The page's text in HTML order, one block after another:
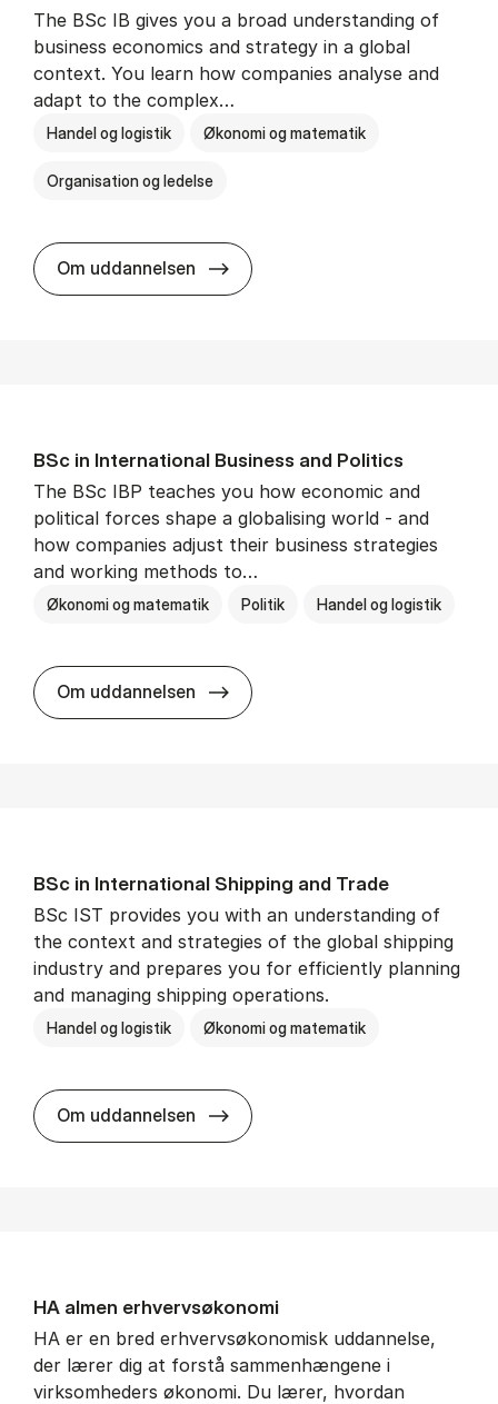
The BSc IB gives you a broad understanding of
business economics and strategy in a global
context. You learn how companies analyse and
adapt to the complex…
Handel og logistik Økonomi og matematik
Organisation og ledelse
Om uddannelsen BSc in In­ter­na­tion­al Busi­ness
BSc in In­ter­na­tion­al Busi­ness and Polit­ics
The BSc IBP teaches you how economic and
political forces shape a globalising world - and
how companies adjust their business strategies
and working methods to…
Økonomi og matematik Politik Handel og logistik
Om uddannelsen BSc in In­ter­na­tion­al Busi­ness
BSc in In­ter­na­tion­al Ship­ping and Trade
BSc IST provides you with an understanding of
the context and strategies of the global shipping
industry and prepares you for efficiently planning
and managing shipping operations.
Handel og logistik Økonomi og matematik
Om uddannelsen BSc in In­ter­na­tion­al Ship­ping
HA al­men erhvervs­økonomi
HA er en bred erhvervsøkonomisk uddannelse,
der lærer dig at forstå sammenhængene i
virksomheders økonomi. Du lærer, hvordan